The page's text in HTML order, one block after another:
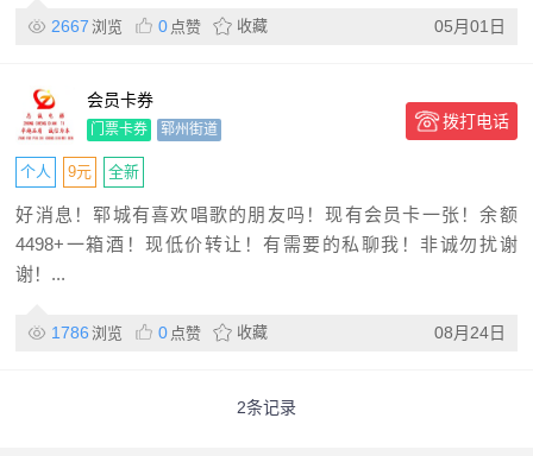
2667 浏览 0 点赞 收藏 05月01日
会员卡券
门票卡券 郓州街道 拨打电话
个人 9元 全新
好消息！郓城有喜欢唱歌的朋友吗！现有会员卡一张！余额
4498+一箱酒！现低价转让！有需要的私聊我！非诚勿扰谢
谢！...
1786 浏览 0 点赞 收藏 08月24日
2条记录